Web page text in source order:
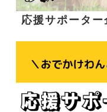
応援サポーター